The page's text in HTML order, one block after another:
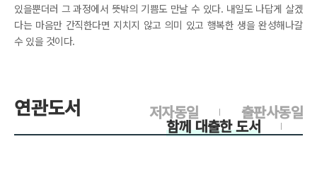
있을뿐더러 그 과정에서 뜻밖의 기쁨도 만날 수 있다. 내일도 나답게 살겠
다는 마음만 간직한다면 지치지 않고 의미 있고 행복한 생을 완성해나갈
수 있을 것이다.
연관도서 출판사동일
저자동일
함께 대출한 도서